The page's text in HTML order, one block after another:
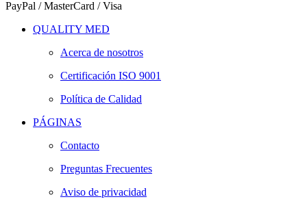
PayPal / MasterCard / Visa
QUALITY MED
Acerca de nosotros
Certificación ISO 9001
Política de Calidad
PÁGINAS
Contacto
Preguntas Frecuentes
Aviso de privacidad